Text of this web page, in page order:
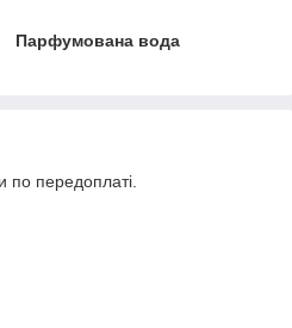
Парфумована вода
по передоплаті.